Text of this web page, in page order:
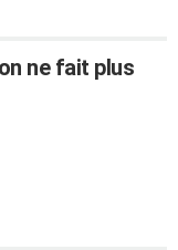
ne fait plus